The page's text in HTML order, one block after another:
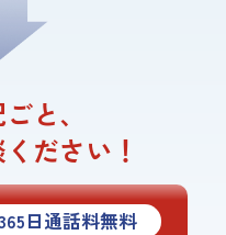
と、
ださい！
日通話料無料